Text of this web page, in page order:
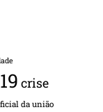
crise
da união